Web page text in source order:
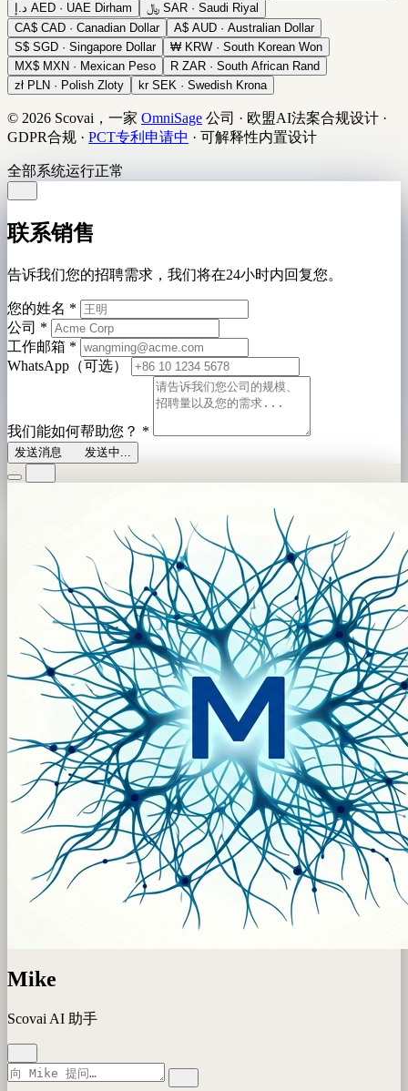
د.إ AED · UAE Dirham ﷼ SAR · Saudi Riyal
CA$ CAD · Canadian Dollar A$ AUD · Australian Dollar
S$ SGD · Singapore Dollar ₩ KRW · South Korean Won
MX$ MXN · Mexican Peso R ZAR · South African Rand
zł PLN · Polish Zloty kr SEK · Swedish Krona
© 2026 Scovai，一家 OmniSage 公司 · 欧盟AI法案合规设计 ·
GDPR合规 · PCT专利申请中 · 可解释性内置设计
全部系统运行正常
联系销售
告诉我们您的招聘需求，我们将在24小时内回复您。
您的姓名 *
公司 *
工作邮箱 *
WhatsApp（可选）
我们能如何帮助您？ *
发送消息 发送中...
Mike
Scovai AI 助手